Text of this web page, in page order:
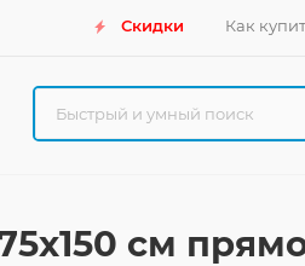
Скидки Как
см